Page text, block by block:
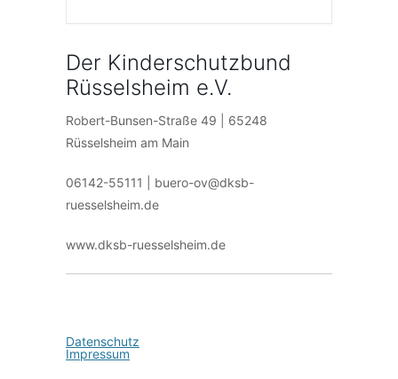
Der Kinderschutzbund
Rüsselsheim e.V.
Robert-Bunsen-Straße 49 | 65248
Rüsselsheim am Main
06142-55111 | buero-ov@dksb-
ruesselsheim.de
www.dksb-ruesselsheim.de
Datenschutz
Impressum